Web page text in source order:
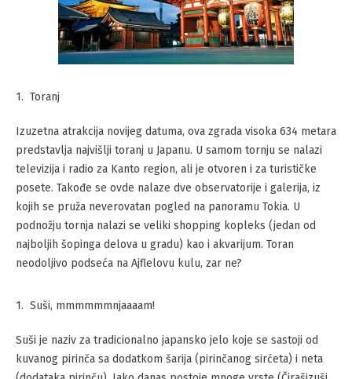
Toranj
Izuzetna atrakcija novijeg datuma, ova zgrada visoka 634 metara
predstavlja najvišlji toranj u Japanu. U samom tornju se nalazi
televizija i radio za Kanto region, ali je otvoren i za turističke
posete. Takođe se ovde nalaze dve observatorije i galerija, iz
kojih se pruža neverovatan pogled na panoramu Tokia. U
podnožju tornja nalazi se veliki shopping kopleks (jedan od
najboljih šopinga delova u gradu) kao i akvarijum. Toran
neodoljivo podseća na Ajflelovu kulu, zar ne?
Suši, mmmmmmnjaaaam!
Suši je naziv za tradicionalno japansko jelo koje se sastoji od
kuvanog pirinča sa dodatkom šarija (pirinčanog sirćeta) i neta